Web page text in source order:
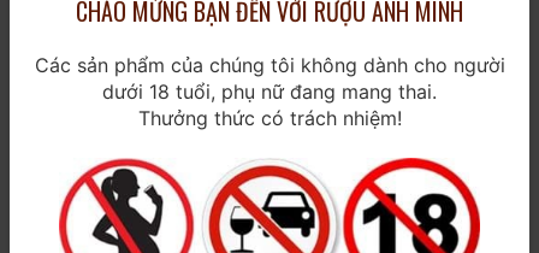
SPIRITS & LIQUEUR
PHỤ KIỆN & QUÀ TẶNG
Sản phẩm theo dịp
CHÀO MỪNG BẠN ĐẾN VỚI RƯỢU ANH MINH
Các sản phẩm của chúng tôi không dành cho người
dưới 18 tuổi, phụ nữ đang mang thai.
Thưởng thức có trách nhiệm!